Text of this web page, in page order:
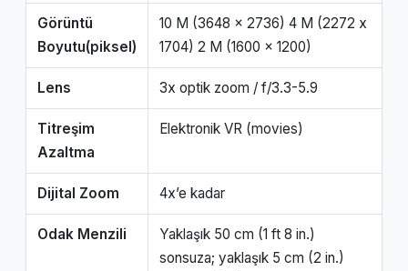
Görüntü
Boyutu(piksel)
10 M (3648 x 2736) 4 M (2272 x
1704) 2 M (1600 x 1200)
Lens 3x optik zoom / f/3.3-5.9
Titreşim
Azaltma
Elektronik VR (movies)
Dijital Zoom 4x’e kadar
Odak Menzili
Yaklaşık 50 cm (1 ft 8 in.)
sonsuza; yaklaşık 5 cm (2 in.)